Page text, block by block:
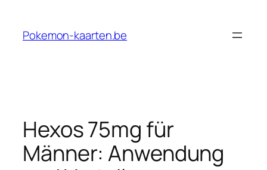
Pokemon-kaarten.be
Hexos 75mg für
Männer: Anwendung